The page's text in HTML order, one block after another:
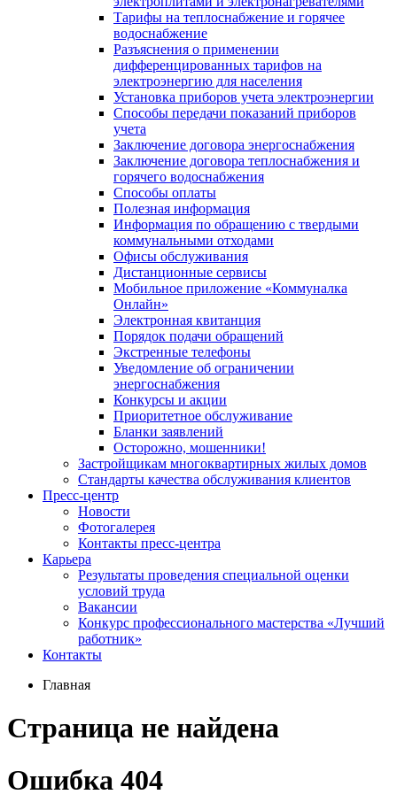
Тарифы на теплоснабжение и горячее
водоснабжение
Разъяснения о применении
дифференцированных тарифов на
электроэнергию для населения
Установка приборов учета электроэнергии
Способы передачи показаний приборов
учета
Заключение договора энергоснабжения
Заключение договора теплоснабжения и
горячего водоснабжения
Способы оплаты
Полезная информация
Информация по обращению с твердыми
коммунальными отходами
Офисы обслуживания
Дистанционные сервисы
Мобильное приложение «Коммуналка
Онлайн»
Электронная квитанция
Порядок подачи обращений
Экстренные телефоны
Уведомление об ограничении
энергоснабжения
Конкурсы и акции
Приоритетное обслуживание
Бланки заявлений
Осторожно, мошенники!
Застройщикам многоквартирных жилых домов
Стандарты качества обслуживания клиентов
Пресс-центр
Новости
Фотогалерея
Контакты пресс-центра
Карьера
Результаты проведения специальной оценки
условий труда
Вакансии
Конкурс профессионального мастерства «Лучший
работник»
Контакты
Главная
Страница не найдена
Ошибка 404